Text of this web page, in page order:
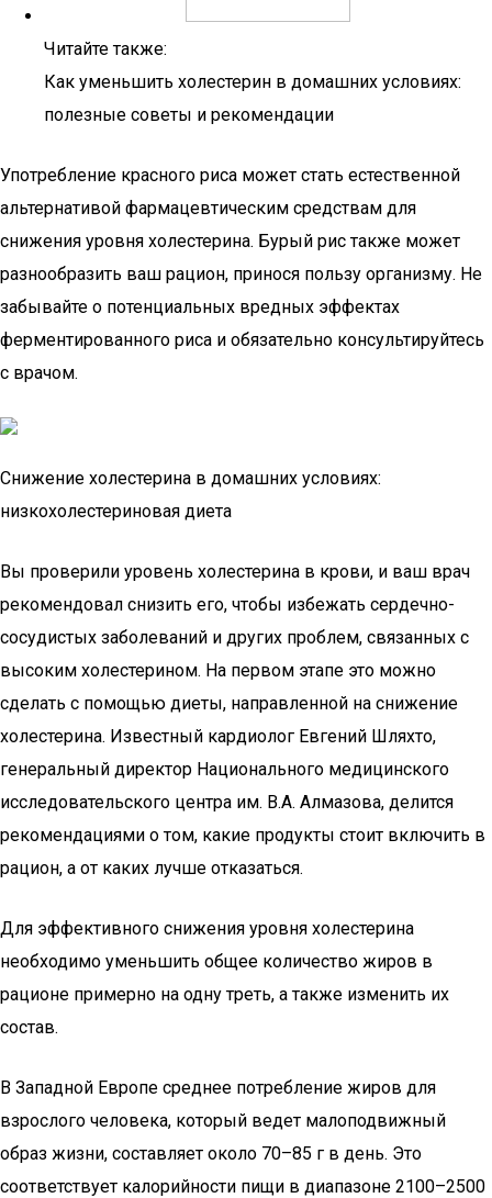
Читайте также:
Как уменьшить холестерин в домашних условиях:
полезные советы и рекомендации
Употребление красного риса может стать естественной
альтернативой фармацевтическим средствам для
снижения уровня холестерина. Бурый рис также может
разнообразить ваш рацион, принося пользу организму. Не
забывайте о потенциальных вредных эффектах
ферментированного риса и обязательно консультируйтесь
с врачом.
Снижение холестерина в домашних условиях:
низкохолестериновая диета
Вы проверили уровень холестерина в крови, и ваш врач
рекомендовал снизить его, чтобы избежать сердечно-
сосудистых заболеваний и других проблем, связанных с
высоким холестерином. На первом этапе это можно
сделать с помощью диеты, направленной на снижение
холестерина. Известный кардиолог Евгений Шляхто,
генеральный директор Национального медицинского
исследовательского центра им. В.А. Алмазова, делится
рекомендациями о том, какие продукты стоит включить в
рацион, а от каких лучше отказаться.
Для эффективного снижения уровня холестерина
необходимо уменьшить общее количество жиров в
рационе примерно на одну треть, а также изменить их
состав.
В Западной Европе среднее потребление жиров для
взрослого человека, который ведет малоподвижный
образ жизни, составляет около 70–85 г в день. Это
соответствует калорийности пищи в диапазоне 2100–2500